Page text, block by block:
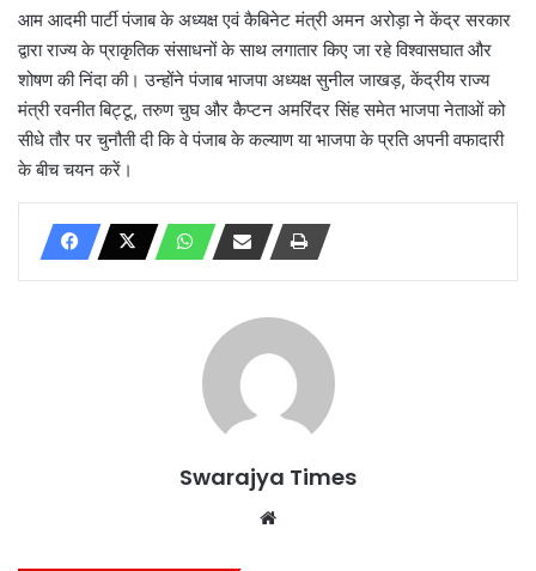
आम आदमी पार्टी पंजाब के अध्यक्ष एवं कैबिनेट मंत्री अमन अरोड़ा ने केंद्र सरकार
द्वारा राज्य के प्राकृतिक संसाधनों के साथ लगातार किए जा रहे विश्वासघात और
शोषण की निंदा की। उन्होंने पंजाब भाजपा अध्यक्ष सुनील जाखड़, केंद्रीय राज्य
मंत्री रवनीत बिट्टू, तरुण चुघ और कैप्टन अमरिंदर सिंह समेत भाजपा नेताओं को
सीधे तौर पर चुनौती दी कि वे पंजाब के कल्याण या भाजपा के प्रति अपनी वफादारी
के बीच चयन करें।
Swarajya Times